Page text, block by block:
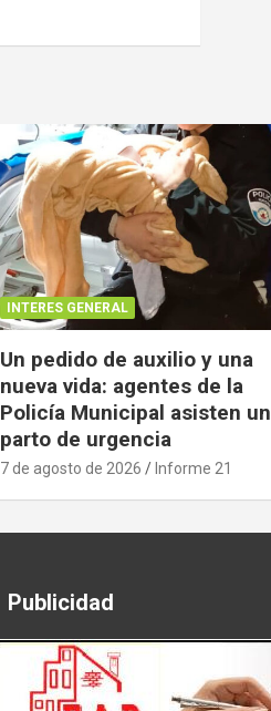
INTERES GENERAL
Un pedido de auxilio y una
nueva vida: agentes de la
Policía Municipal asisten un
parto de urgencia
7 de agosto de 2026 Informe 21
Publicidad